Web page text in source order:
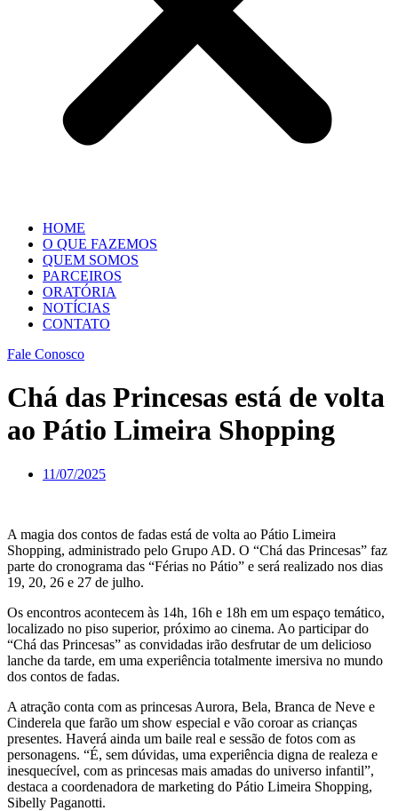
HOME
O QUE FAZEMOS
QUEM SOMOS
PARCEIROS
ORATÓRIA
NOTÍCIAS
CONTATO
Fale Conosco
Chá das Princesas está de volta
ao Pátio Limeira Shopping
11/07/2025
A magia dos contos de fadas está de volta ao Pátio Limeira
Shopping, administrado pelo Grupo AD. O “Chá das Princesas” faz
parte do cronograma das “Férias no Pátio” e será realizado nos dias
19, 20, 26 e 27 de julho.
Os encontros acontecem às 14h, 16h e 18h em um espaço temático,
localizado no piso superior, próximo ao cinema. Ao participar do
“Chá das Princesas” as convidadas irão desfrutar de um delicioso
lanche da tarde, em uma experiência totalmente imersiva no mundo
dos contos de fadas.
A atração conta com as princesas Aurora, Bela, Branca de Neve e
Cinderela que farão um show especial e vão coroar as crianças
presentes. Haverá ainda um baile real e sessão de fotos com as
personagens. “É, sem dúvidas, uma experiência digna de realeza e
inesquecível, com as princesas mais amadas do universo infantil”,
destaca a coordenadora de marketing do Pátio Limeira Shopping,
Sibelly Paganotti.